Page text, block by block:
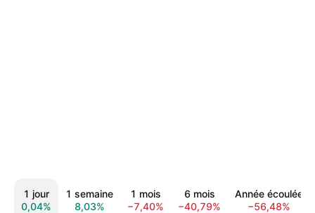
1 jour
0,04%
1 semaine
8,03%
1 mois
−7,40%
6 mois
−40,79%
Année écoulée
−56,48%